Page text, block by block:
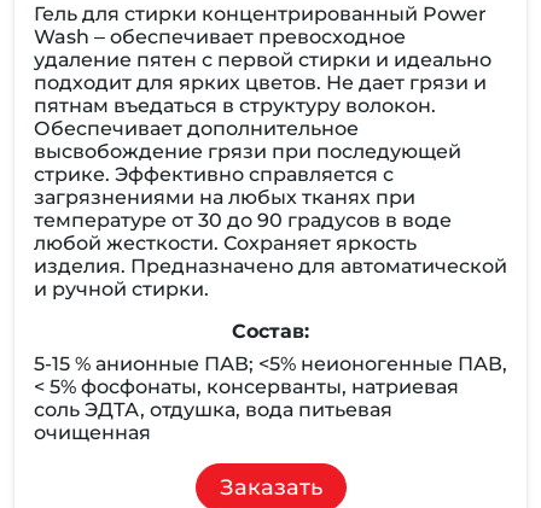
Гель для стирки концентрированный Power
Wash – обеспечивает превосходное
удаление пятен с первой стирки и идеально
подходит для ярких цветов. Не дает грязи и
пятнам въедаться в структуру волокон.
Обеспечивает дополнительное
высвобождение грязи при последующей
стрике. Эффективно справляется с
загрязнениями на любых тканях при
температуре от 30 до 90 градусов в воде
любой жесткости. Сохраняет яркость
изделия. Предназначено для автоматической
и ручной стирки.
Состав:
5-15 % анионные ПАВ; <5% неионогенные ПАВ,
< 5% фосфонаты, консерванты, натриевая
соль ЭДТА, отдушка, вода питьевая
очищенная
Заказать